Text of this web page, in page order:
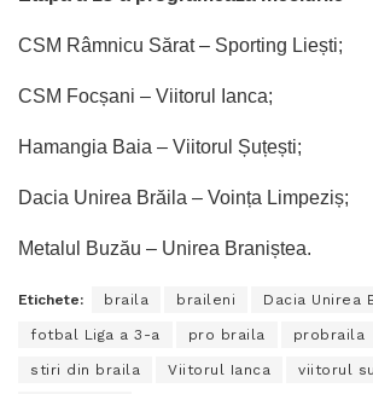
CSM Râmnicu Sărat – Sporting Liești;
CSM Focșani – Viitorul Ianca;
Hamangia Baia – Viitorul Șuțești;
Dacia Unirea Brăila – Voința Limpeziș;
Metalul Buzău – Unirea Braniștea.
Etichete: braila braileni Dacia Unirea
fotbal Liga a 3-a pro braila probraila
stiri din braila Viitorul Ianca viitorul